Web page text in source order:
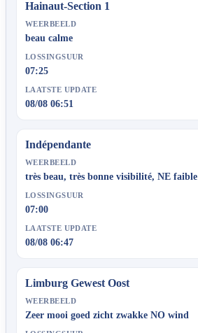
Hainaut-Section 1
WEERBEELD
beau calme
LOSSINGSUUR
07:25
LAATSTE UPDATE
08/08 06:51
Indépendante
WEERBEELD
très beau, très bonne visibilité, NE faible
LOSSINGSUUR
07:00
LAATSTE UPDATE
08/08 06:47
Limburg Gewest Oost
WEERBEELD
Zeer mooi goed zicht zwakke NO wind